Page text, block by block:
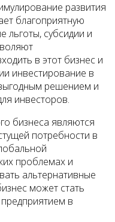
развития
благоприятную
льготы, субсидии и
в этот бизнес и
инвестирование в
решением и
инвесторов.
бизнеса являются
потребности в
проблемах и
альтернативные
может стать
в